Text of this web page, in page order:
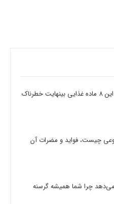
مصرف بیش از حد این 8 ماده غذایی بینهایت خطرناک
چیست، فواید و مضرات آن
می‌دهد چرا شما همیشه گرسنه